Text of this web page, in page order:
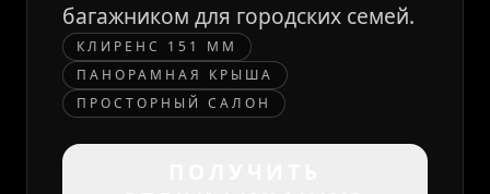
багажником для городских семей.
КЛИРЕНС 151 ММ
ПАНОРАМНАЯ КРЫША
ПРОСТОРНЫЙ САЛОН